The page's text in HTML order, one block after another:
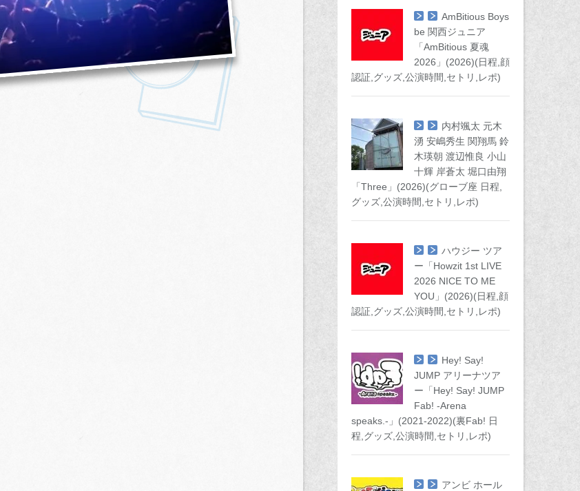
AmBitious Boys
be 関西ジュニア
「AmBitious 夏魂
2026」(2026)(日程,顔
認証,グッズ,公演時間,セトリ,レポ)
内村颯太 元木
湧 安嶋秀生 関翔馬 鈴
木瑛朝 渡辺惟良 小山
十輝 岸蒼太 堀口由翔
「Three」(2026)(グローブ座 日程,
グッズ,公演時間,セトリ,レポ)
ハウジー ツア
ー「Howzit 1st LIVE
2026 NICE TO ME
YOU」(2026)(日程,顔
認証,グッズ,公演時間,セトリ,レポ)
Hey! Say!
JUMP アリーナツア
ー「Hey! Say! JUMP
Fab! -Arena
speaks.-」(2021-2022)(裏Fab! 日
程,グッズ,公演時間,セトリ,レポ)
アンビ ホール